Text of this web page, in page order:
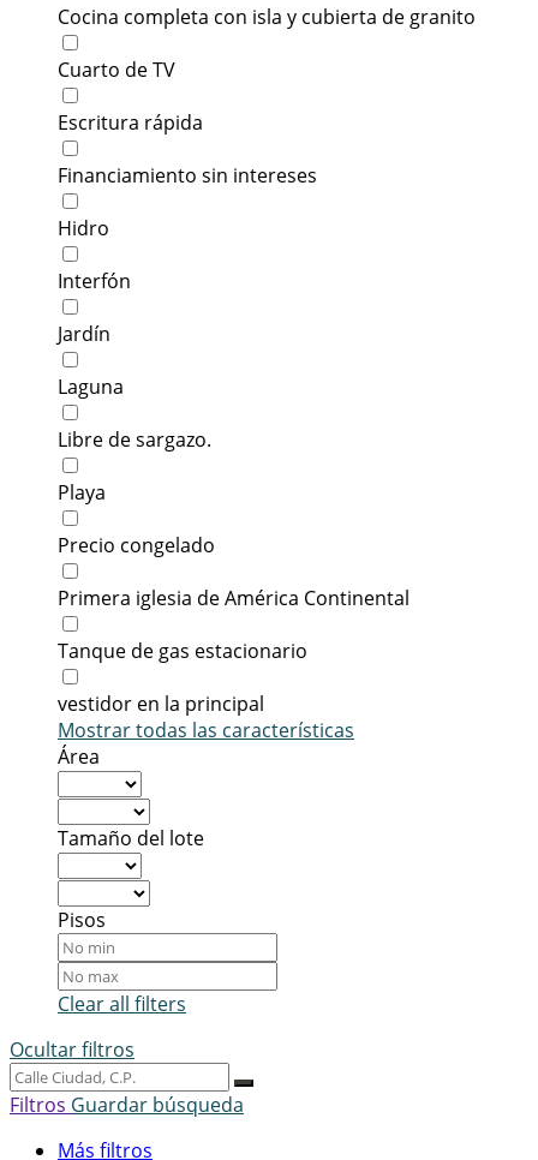
Cocina completa con isla y cubierta de granito
Cuarto de TV
Escritura rápida
Financiamiento sin intereses
Hidro
Interfón
Jardín
Laguna
Libre de sargazo.
Playa
Precio congelado
Primera iglesia de América Continental
Tanque de gas estacionario
vestidor en la principal
Mostrar todas las características
Área
Tamaño del lote
Pisos
Clear all filters
Ocultar filtros
Filtros Guardar búsqueda
Más filtros